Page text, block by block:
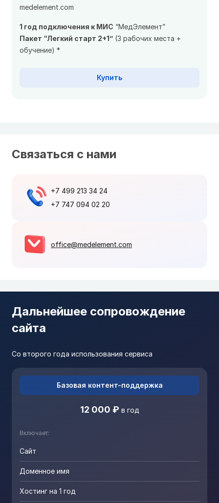
medelement.com
1 год подключения к МИС “МедЭлемент”
Пакет “Легкий старт 2+1” (3 рабочих места +
обучение) *
Купить
Связаться с нами
+7 499 213 34 24
+7 747 094 02 20
office@medelement.com
Дальнейшее сопровождение
сайта
Со второго года использования сервиса
Базовая контент-поддержка
12 000 ₽ в год
Включает:
Сайт
Доменное имя
Хостинг на 1 год